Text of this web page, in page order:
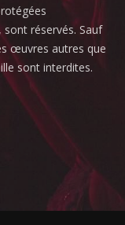
réservés. Sauf
œuvres autres que
sont interdites.